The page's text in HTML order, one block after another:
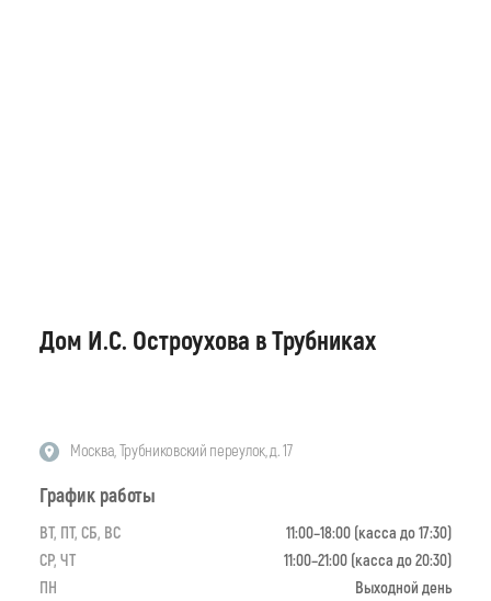
Дом И.С. Остроухова в Трубниках
Москва, Трубниковский переулок, д. 17
График работы
ВТ, ПТ, СБ, ВС
11:00–18:00 (касса до 17:30)
СР, ЧТ
11:00–21:00 (касса до 20:30)
ПН
Выходной день